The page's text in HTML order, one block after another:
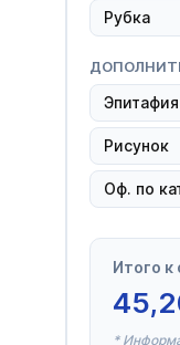
Рубка
Эпитафия
Рисунок
Оф. по
Итого к
*